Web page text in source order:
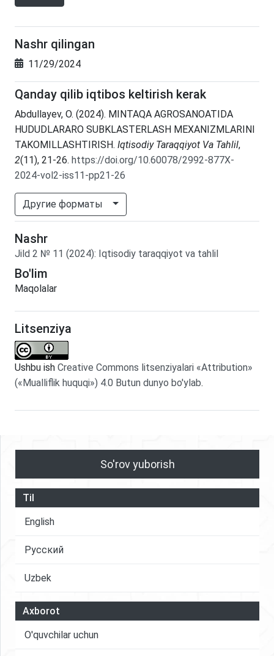
Nashr qilingan
11/29/2024
Qanday qilib iqtibos keltirish kerak
Abdullayev, O. (2024). MINTAQA AGROSANOATIDA
HUDUDLARARO SUBKLASTERLASH MEXANIZMLARINI
TAKOMILLASHTIRISH. Iqtisodiy Taraqqiyot Va Tahlil,
2(11), 21-26. https://doi.org/10.60078/2992-877X-
2024-vol2-iss11-pp21-26
Другие форматы
Nashr
Jild 2 № 11 (2024): Iqtisodiy taraqqiyot va tahlil
Bo'lim
Maqolalar
Litsenziya
Ushbu ish Creative Commons litsenziyalari «Attribution»
(«Mualliflik huquqi») 4.0 Butun dunyo bo'ylab.
So'rov yuborish
Til
English
Русский
Uzbek
Axborot
O'quvchilar uchun